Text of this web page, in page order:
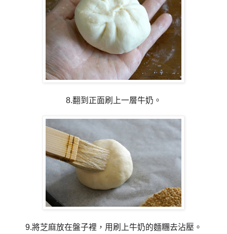
8.翻到正面刷上一層牛奶。
9.將芝麻放在盤子裡，用刷上牛奶的麵糰去沾壓。